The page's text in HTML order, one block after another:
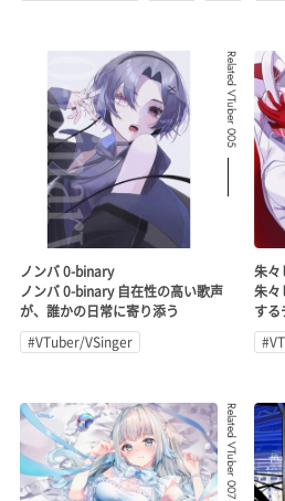
Related VTuber 005
ノンバ 0-binary
ノンバ 0-binary 自在性の高い歌声
が、誰かの日常に寄り添う
#VTuber/VSinger
朱々
朱
す
Related VTuber 007